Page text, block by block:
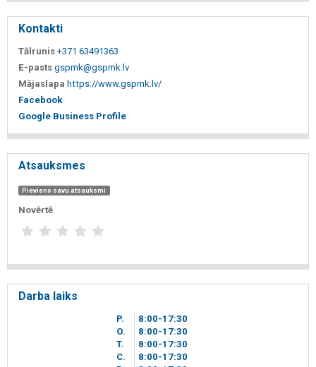
Kontakti
Tālrunis +371 63491363
E-pasts gspmk@gspmk.lv
Mājaslapa https://www.gspmk.lv/
Facebook
Google Business Profile
Atsauksmes
Pievieno savu atsauksmi
Novērtē
Darba laiks
P. 8 00-17 30
O.
8 00-17 30
T.
8 00-17 30
C.
8 00-17 30